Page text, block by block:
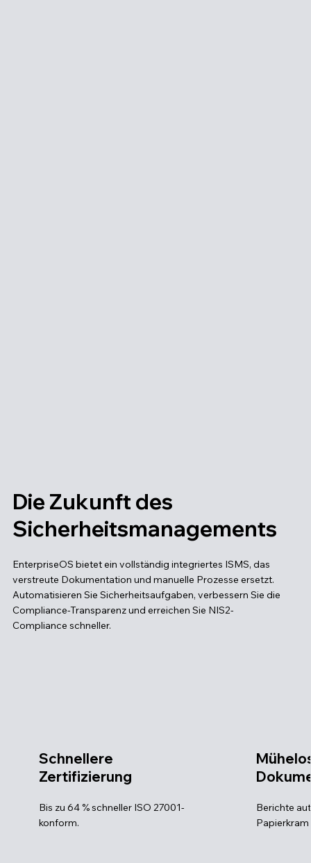
Die Zukunft des
Sicherheitsmanagements
EnterpriseOS bietet ein vollständig integriertes ISMS, das
verstreute Dokumentation und manuelle Prozesse ersetzt.
Automatisieren Sie Sicherheitsaufgaben, verbessern Sie die
Compliance-Transparenz und erreichen Sie NIS2-
Compliance schneller.
Schnellere
Zertifizierung
Bis zu 64 % schneller ISO 27001-
konform.
Berichte